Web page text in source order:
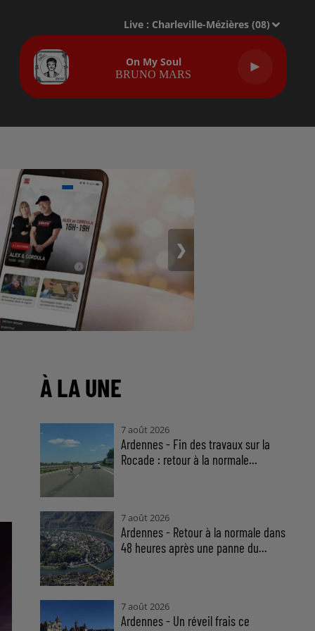
Live : Charleville-Mézières (08)
On My Soul
BRUNO MARS
❯
À LA UNE
7 août 2026
Ardennes - Fin des travaux sur la
Rocade : retour à la normale...
7 août 2026
Ardennes - Retour à la normale dans
48 heures après une panne du...
7 août 2026
Ardennes - Un réveil frais ce